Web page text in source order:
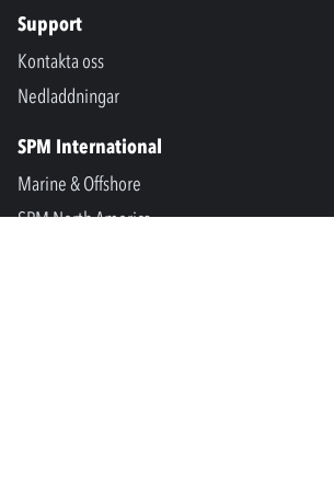
Support
Kontakta oss
Nedladdningar
SPM International
Marine & Offshore
SPM North America